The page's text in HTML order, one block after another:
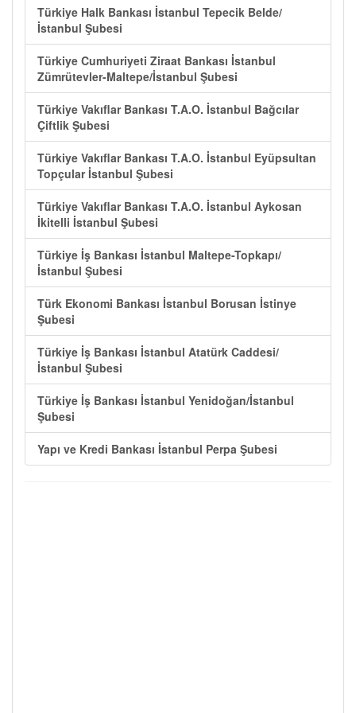
Türkiye Halk Bankası İstanbul Tepecik Belde/
İstanbul Şubesi
Türkiye Cumhuriyeti Ziraat Bankası İstanbul
Zümrütevler-Maltepe/İstanbul Şubesi
Türkiye Vakıflar Bankası T.A.O. İstanbul Bağcılar
Çiftlik Şubesi
Türkiye Vakıflar Bankası T.A.O. İstanbul Eyüpsultan
Topçular İstanbul Şubesi
Türkiye Vakıflar Bankası T.A.O. İstanbul Aykosan
İkitelli İstanbul Şubesi
Türkiye İş Bankası İstanbul Maltepe-Topkapı/
İstanbul Şubesi
Türk Ekonomi Bankası İstanbul Borusan İstinye
Şubesi
Türkiye İş Bankası İstanbul Atatürk Caddesi/
İstanbul Şubesi
Türkiye İş Bankası İstanbul Yenidoğan/İstanbul
Şubesi
Yapı ve Kredi Bankası İstanbul Perpa Şubesi